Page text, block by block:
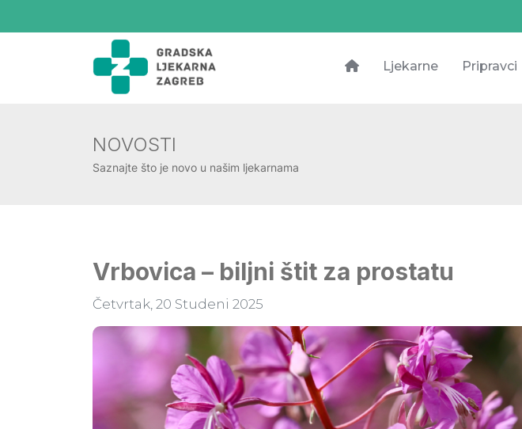
Ljekarne Pripravci
NOVOSTI
Saznajte što je novo u našim ljekarnama
Vrbovica – biljni štit za prostatu
Četvrtak, 20 Studeni 2025